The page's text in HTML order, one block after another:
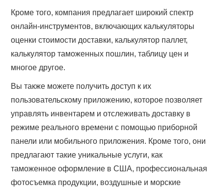
Кроме того, компания предлагает широкий спектр
онлайн-инструментов, включающих калькуляторы
оценки стоимости доставки, калькулятор паллет,
калькулятор таможенных пошлин, таблицу цен и
многое другое.
Вы также можете получить доступ к их
пользовательскому приложению, которое позволяет
управлять инвентарем и отслеживать доставку в
режиме реального времени с помощью приборной
панели или мобильного приложения. Кроме того, они
предлагают такие уникальные услуги, как
таможенное оформление в США, профессиональная
фотосъемка продукции, воздушные и морские